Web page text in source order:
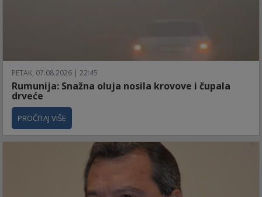
PETAK, 07.08.2026 | 22:45
Rumunija: Snažna oluja nosila krovove i čupala
drveće
PROČITAJ VIŠE